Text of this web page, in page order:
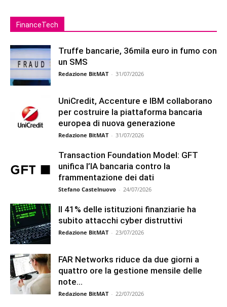
FinanceTech
Truffe bancarie, 36mila euro in fumo con
un SMS
Redazione BitMAT - 31/07/2026
UniCredit, Accenture e IBM collaborano
per costruire la piattaforma bancaria
europea di nuova generazione
Redazione BitMAT - 31/07/2026
Transaction Foundation Model: GFT
unifica l’IA bancaria contro la
frammentazione dei dati
Stefano Castelnuovo - 24/07/2026
Il 41% delle istituzioni finanziarie ha
subito attacchi cyber distruttivi
Redazione BitMAT - 23/07/2026
FAR Networks riduce da due giorni a
quattro ore la gestione mensile delle
note...
Redazione BitMAT - 22/07/2026